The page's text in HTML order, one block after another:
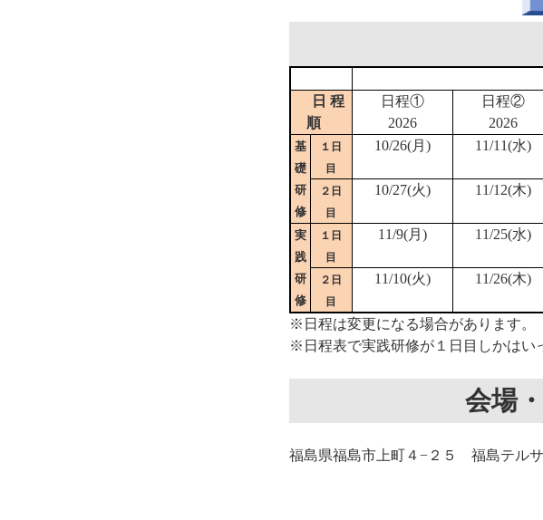
日 程
順
日程①
2026
日程②
2026
基
礎
研
修
１日
目
10/26(月) 11/11(水)
２日
目
10/27(火) 11/12(木)
実
践
研
修
１日
目
11/9(月) 11/25(水)
２日
目
11/10(火) 11/26(木)
※日程は変更になる場合があります。
※日程表で実践研修が１日目しかはい
会場
福島県福島市上町４−２５ 福島テルサ